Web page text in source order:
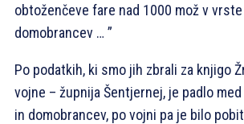
obtoženčeve fare nad 1000 mož v
domobrancev … ”
Po podatkih, ki smo jih zbrali za knjigo
vojne – župnija Šentjernej, je padlo
in domobrancev, po vojni pa je bilo